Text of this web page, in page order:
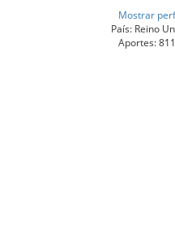
Mostrar
País: Reino
Aportes: